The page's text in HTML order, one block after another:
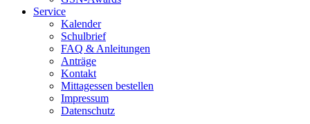
Service
Kalender
Schulbrief
FAQ & Anleitungen
Anträge
Kontakt
Mittagessen bestellen
Impressum
Datenschutz